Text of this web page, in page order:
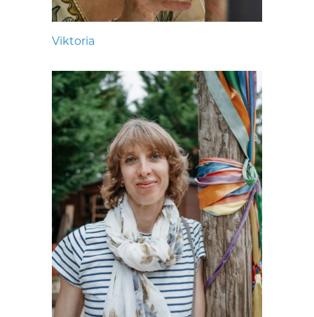
Viktoria